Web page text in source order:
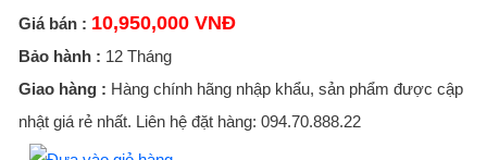
Giá bán : 10,950,000 VNĐ
Bảo hành : 12 Tháng
Giao hàng : Hàng chính hãng nhập khẩu, sản phẩm được cập
nhật giá rẻ nhất. Liên hệ đặt hàng: 094.70.888.22